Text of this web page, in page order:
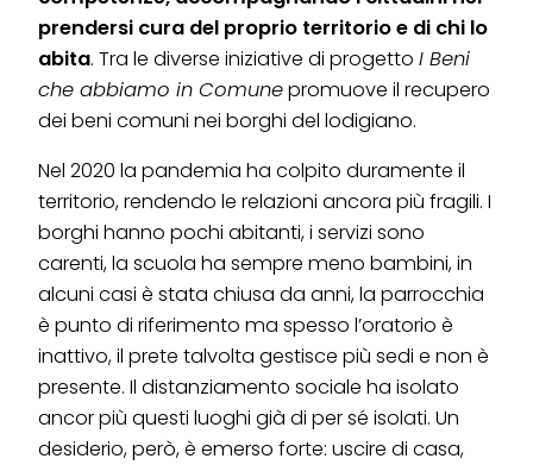
prendersi cura del proprio territorio e di chi lo
abita. Tra le diverse iniziative di progetto I Beni
che abbiamo in Comunepromuove il recupero
dei beni comuni nei borghi del lodigiano.
Nel 2020 la pandemia ha colpito duramente il
territorio, rendendo le relazioni ancora più fragili. I
borghi hanno pochi abitanti, i servizi sono
carenti, la scuola ha sempre meno bambini, in
alcuni casi è stata chiusa da anni, la parrocchia
è punto di riferimento ma spesso l’oratorio è
inattivo, il prete talvolta gestisce più sedi e non è
presente. Il distanziamento sociale ha isolato
ancor più questi luoghi già di per sé isolati. Un
desiderio, però, è emerso forte: uscire di casa,